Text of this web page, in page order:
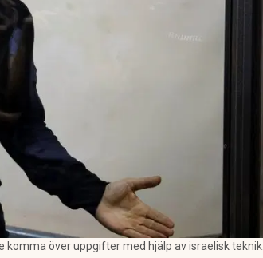
komma över uppgifter med hjälp av israelisk teknik.